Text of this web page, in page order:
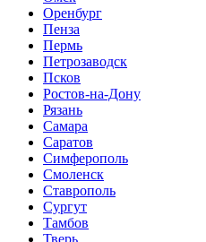
Оренбург
Пенза
Пермь
Петрозаводск
Псков
Ростов-на-Дону
Рязань
Самара
Саратов
Симферополь
Смоленск
Ставрополь
Сургут
Тамбов
Тверь